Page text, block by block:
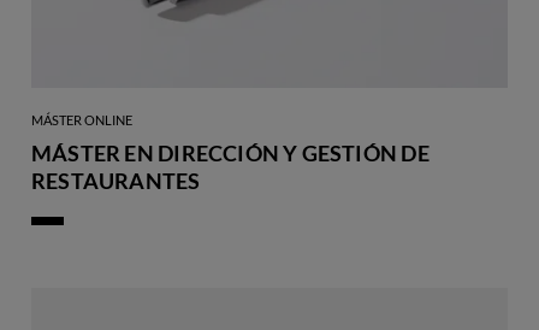
MÁSTER ONLINE
MÁSTER EN DIRECCIÓN Y GESTIÓN DE
RESTAURANTES